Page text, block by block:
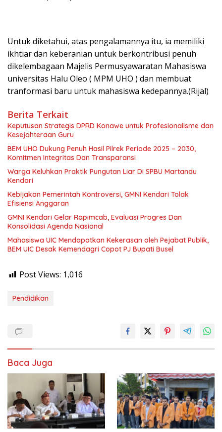
Untuk diketahui, atas pengalamannya itu, ia memiliki
ikhtiar dan keberanian untuk berkontribusi penuh
dikelembagaan Majelis Permusyawaratan Mahasiswa
universitas Halu Oleo ( MPM UHO ) dan membuat
tranformasi baru untuk mahasiswa kedepannya.(Rijal)
Berita Terkait
Keputusan Strategis DPRD Konawe untuk Profesionalisme dan
Kesejahteraan Guru
BEM UHO Dukung Penuh Hasil Pilrek Periode 2025 – 2030,
Komitmen Integritas Dan Transparansi
Warga Keluhkan Praktik Pungutan Liar Di SPBU Martandu
Kendari
Kebijakan Pemerintah Kontroversi, GMNI Kendari Tolak
Efisiensi Anggaran
GMNI Kendari Gelar Rapimcab, Evaluasi Progres Dan
Konsolidasi Agenda Nasional
Mahasiswa UIC Mendapatkan Kekerasan oleh Pejabat Publik,
BEM UIC Desak Kemendagri Copot PJ Bupati Busel
Post Views: 1,016
Pendidikan
Baca Juga